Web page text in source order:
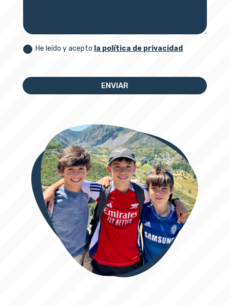
He leído y acepto la política de privacidad
ENVIAR